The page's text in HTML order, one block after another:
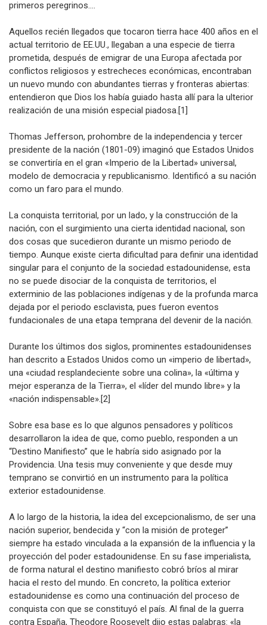
independencia o incluso a las creencias incubadas por los
Aquellos recién llegados que tocaron tierra hace 400 años en el
actual territorio de EE.UU., llegaban a una especie de tierra
prometida, después de emigrar de una Europa afectada por
conflictos religiosos y estrecheces económicas, encontraban
un nuevo mundo con abundantes tierras y fronteras abiertas:
entendieron que Dios los había guiado hasta allí para la ulterior
Thomas Jefferson, prohombre de la independencia y tercer
presidente de la nación (1801-09) imaginó que Estados Unidos
se convertiría en el gran «Imperio de la Libertad» universal,
modelo de democracia y republicanismo. Identificó a su nación
La conquista territorial, por un lado, y la construcción de la
nación, con el surgimiento una cierta identidad nacional, son
dos cosas que sucedieron durante un mismo periodo de
tiempo. Aunque existe cierta dificultad para definir una identidad
singular para el conjunto de la sociedad estadounidense, esta
no se puede disociar de la conquista de territorios, el
exterminio de las poblaciones indígenas y de la profunda marca
dejada por el periodo esclavista, pues fueron eventos
Durante los últimos dos siglos, prominentes estadounidenses
han descrito a Estados Unidos como un «imperio de libertad»,
una «ciudad resplandeciente sobre una colina», la «última y
mejor esperanza de la Tierra», el «líder del mundo libre» y la
Sobre esa base es lo que algunos pensadores y políticos
desarrollaron la idea de que, como pueblo, responden a un
“Destino Manifiesto” que le habría sido asignado por la
Providencia. Una tesis muy conveniente y que desde muy
temprano se convirtió en un instrumento para la política
A lo largo de la historia, la idea del excepcionalismo, de ser una
nación superior, bendecida y “con la misión de proteger”
siempre ha estado vinculada a la expansión de la influencia y la
proyección del poder estadounidense. En su fase imperialista,
de forma natural el destino manifiesto cobró bríos al mirar
hacia el resto del mundo. En concreto, la política exterior
estadounidense es como una continuación del proceso de